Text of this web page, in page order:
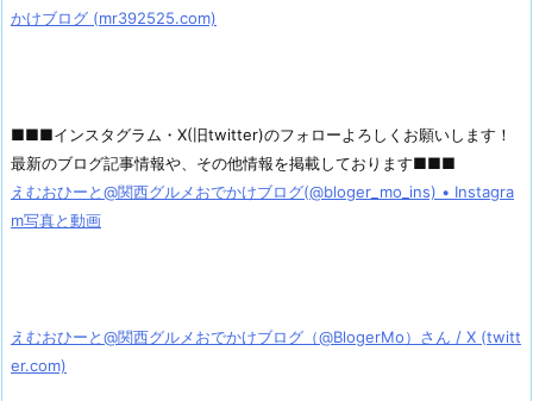
かけブログ (mr392525.com)
■■■インスタグラム・X(旧twitter)のフォローよろしくお願いします！
最新のブログ記事情報や、その他情報を掲載しております■■■
えむおひーと@関西グルメおでかけブログ(@bloger_mo_ins) • Instagra
m写真と動画
えむおひーと@関西グルメおでかけブログ（@BlogerMo）さん / X (twitt
er.com)